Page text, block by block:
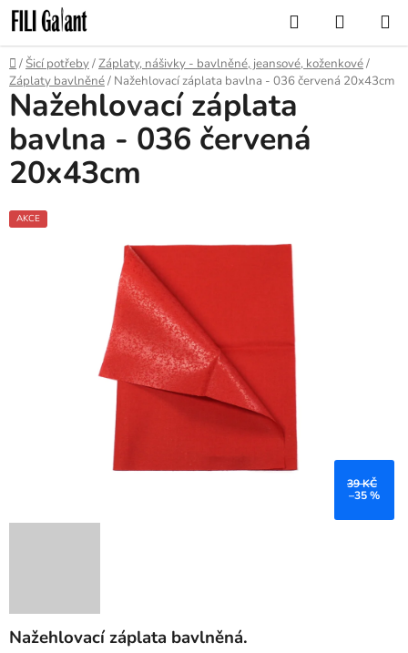
Přejít
na
obsah
Hledat
KOŠÍK
Domů
/Šicí potřeby/Záplaty, nášivky - bavlněné, jeansové, koženkové/
Záplaty bavlněné/ Nažehlovací záplata bavlna - 036 červená 20x43cm
Nažehlovací záplata bavlněná.
Nažehlovací záplata
bavlna - 036 červená
20x43cm
AKCE
39 KČ
–35 %